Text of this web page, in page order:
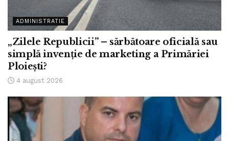
ADMINISTRATIE
„Zilele Republicii” – sărbătoare oficială sau
simplă invenție de marketing a Primăriei
Ploiești?
4 august 2026